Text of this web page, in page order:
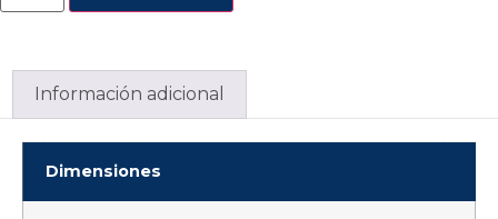
Información adicional
Dimensiones